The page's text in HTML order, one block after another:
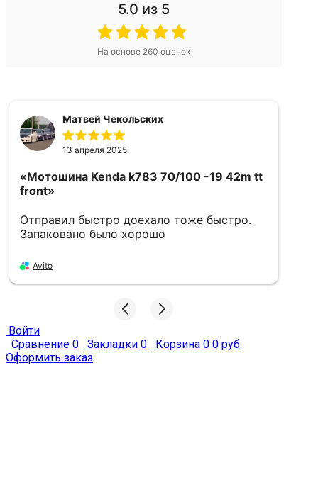
5.0 из 5
На основе 260 оценок
Матвей Чекольских
13 апреля 2025
«Мотошина Kenda k783 70/100 -19 42m tt
front»
Отправил быстро доехало тоже быстро.
Запаковано было хорошо
Avito
Войти
Сравнение 0 Закладки 0 Корзина 0 0 руб.
Оформить заказ